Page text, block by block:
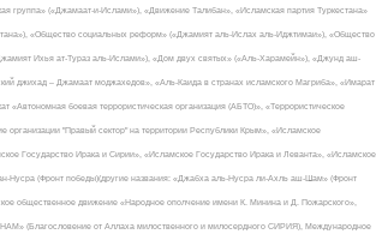
группа» («Джамаат-и-Ислами»), «Движение Талибан», «Исламская партия Туркестана»
«Общество социальных реформ» («Джамият аль-Ислах аль-Иджтимаи»), «Общество
Ихья ат-Тураз аль-Ислами»), «Дом двух святых» («Аль-Харамейн»), «Джунд аш-
джихад – Джамаат моджахедов», «Аль-Каида в странах исламского Магриба», «Имарат
«Автономная боевая террористическая организация (АБТО)», «Террористическое
организации "Правый сектор" на территории Республики Крым», «Исламское
Государство Ирака и Сирии», «Исламское Государство Ирака и Леванта», «Исламское
Нусра (Фронт победы)(другие названия: «Джабха аль-Нусра ли-Ахль аш-Шам» (Фронт
общественное движение «Народное ополчение имени К. Минина и Д. Пожарского»,
(Благословение от Аллаха милоственного и милосердного СИРИЯ), Международное